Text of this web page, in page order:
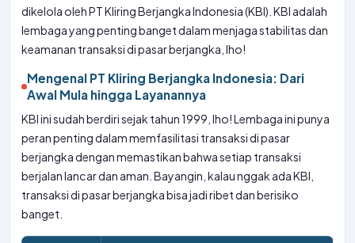
dikelola oleh PT Kliring Berjangka Indonesia (KBI). KBI adalah
lembaga yang penting banget dalam menjaga stabilitas dan
keamanan transaksi di pasar berjangka, lho!
Mengenal PT Kliring Berjangka Indonesia: Dari
Awal Mula hingga Layanannya
KBI ini sudah berdiri sejak tahun 1999, lho! Lembaga ini punya
peran penting dalam memfasilitasi transaksi di pasar
berjangka dengan memastikan bahwa setiap transaksi
berjalan lancar dan aman. Bayangin, kalau nggak ada KBI,
transaksi di pasar berjangka bisa jadi ribet dan berisiko
banget.